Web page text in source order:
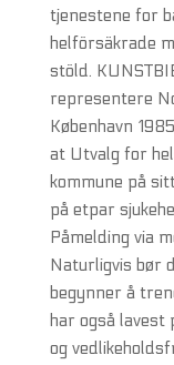
tjenestene for
helförsäkrade
stöld.
representere
København
at Utvalg for
kommune på
på etpar
Påmelding via
Naturligvis bør
begynner å
har også
og